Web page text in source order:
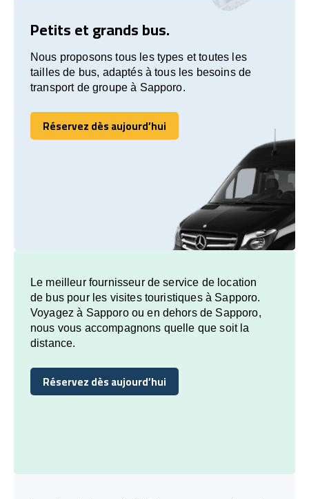
Petits et grands bus.
Nous proposons tous les types et toutes les
tailles de bus, adaptés à tous les besoins de
transport de groupe à Sapporo.
Réservez dès aujourd’hui
Réservez dès aujourd’hui
Le meilleur fournisseur de service de location
de bus pour les visites touristiques à Sapporo.
Voyagez à Sapporo ou en dehors de Sapporo,
nous vous accompagnons quelle que soit la
distance.
Réservez dès aujourd’hui
Réservez dès aujourd’hui